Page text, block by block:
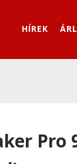
HÍREK
Pro